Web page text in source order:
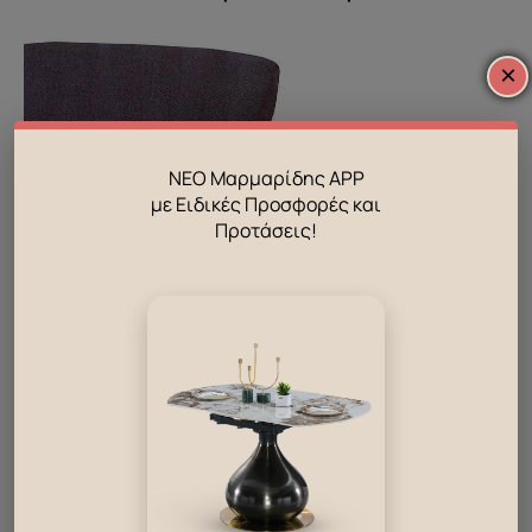
×
ΝΕΟ Μαρμαρίδης APP
με Ειδικές Προσφορές και
Προτάσεις!